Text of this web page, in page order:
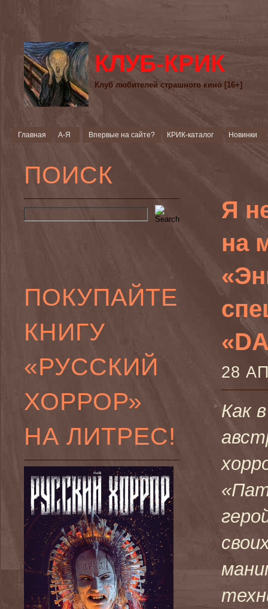
КЛУБ-КРИК
Клуб любителей страшного кино [16+]
Главная А-Я Впервые на сайте? КРИК-каталог Новинки
ПОИСК
ПОКУПАЙТЕ
КНИГУ
«РУССКИЙ
ХОРРОР»
НА ЛИТРЕС!
Я
на
28
Как в